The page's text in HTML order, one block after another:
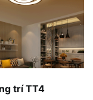
trí TT4